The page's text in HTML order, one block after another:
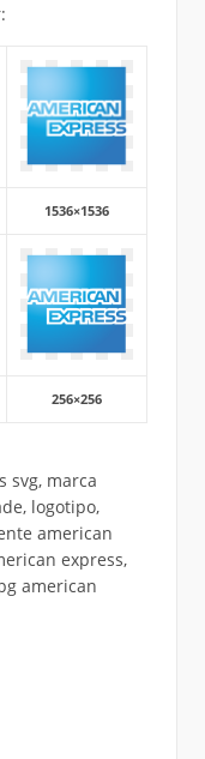
1536×1536
256×256
svg, marca
logotipo,
american
express,
american